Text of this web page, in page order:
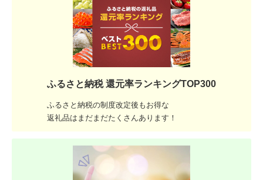
ふるさと納税 還元率ランキングTOP300
ふるさと納税の制度改定後もお得な
返礼品はまだまだたくさんあります！